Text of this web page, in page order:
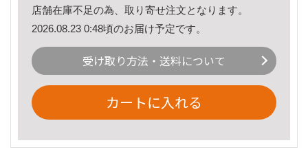
店舗在庫不足の為、取り寄せ注文となります。
2026.08.23 0:48頃のお届け予定です。
受け取り方法・送料について
カートに入れる